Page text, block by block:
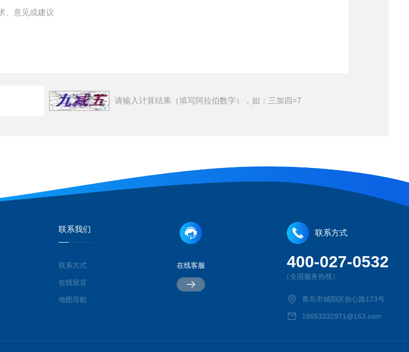
请输入计算结果（填写阿拉伯数字），如：三加四=7
联系我们
联系方式
在线留言
地图导航
在线客服
联系方式
400-027-0532
（全国服务热线）
青岛市城阳区合心路173号
18653232971@163.com